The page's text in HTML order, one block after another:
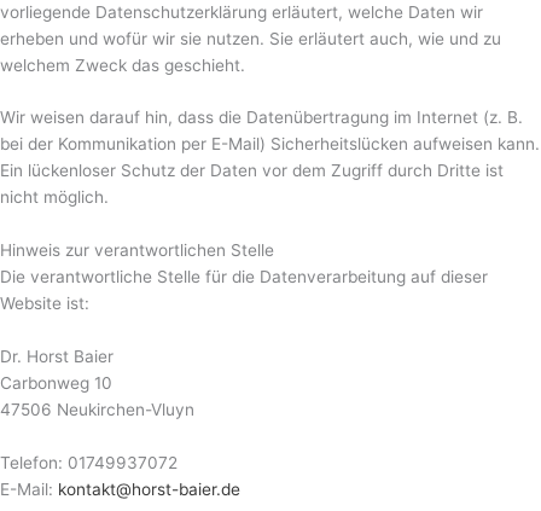
vorliegende Datenschutzerklärung erläutert, welche Daten wir
erheben und wofür wir sie nutzen. Sie erläutert auch, wie und zu
welchem Zweck das geschieht.
Wir weisen darauf hin, dass die Datenübertragung im Internet (z. B.
bei der Kommunikation per E-Mail) Sicherheitslücken aufweisen kann.
Ein lückenloser Schutz der Daten vor dem Zugriff durch Dritte ist
nicht möglich.
Hinweis zur verantwortlichen Stelle
Die verantwortliche Stelle für die Datenverarbeitung auf dieser
Website ist:
Dr. Horst Baier
Carbonweg 10
47506 Neukirchen-Vluyn
Telefon: 01749937072
E-Mail: kontakt@horst-baier.de